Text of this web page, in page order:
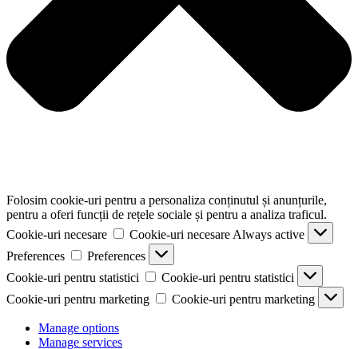
Folosim cookie-uri pentru a personaliza conținutul și anunțurile,
pentru a oferi funcții de rețele sociale și pentru a analiza traficul.
Cookie-uri necesare
Cookie-uri necesare Always active
Preferences
Preferences
Cookie-uri pentru statistici
Cookie-uri pentru statistici
Cookie-uri pentru marketing
Cookie-uri pentru marketing
Manage options
Manage services